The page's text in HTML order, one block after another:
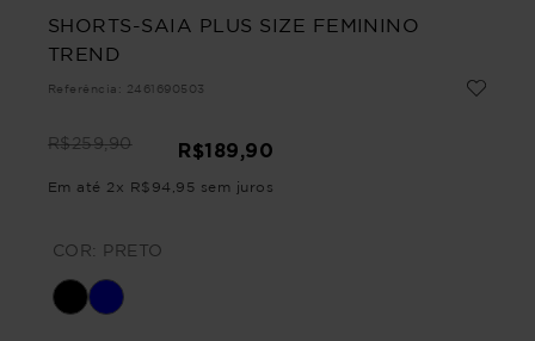
SHORTS-SAIA PLUS SIZE FEMININO
TREND
Referência : 2461690503
R$259,90 R$189,90
Em até 2 x R$ 94 95 sem juros
COR: PRETO